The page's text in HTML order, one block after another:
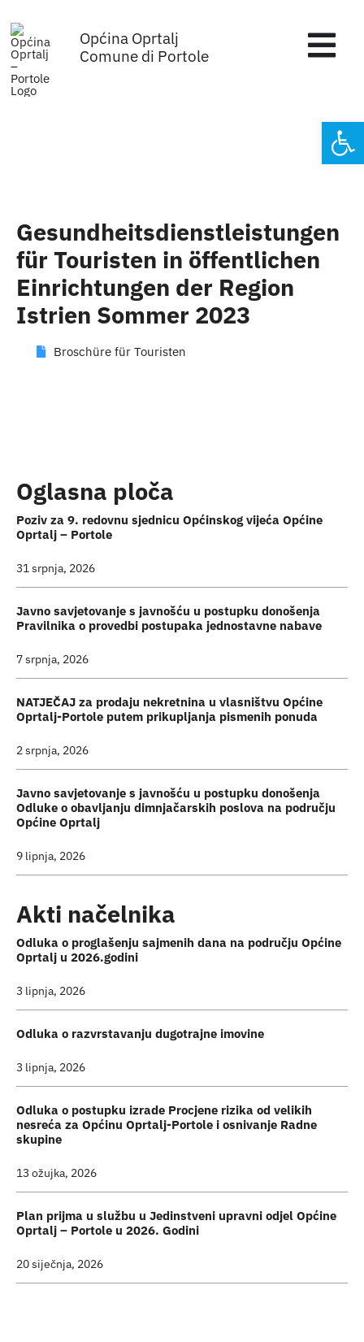
content
Općina Oprtalj
Comune di Portole
Za građane
Mjesta
Gesundheitsdienstleistungen
für Touristen in öffentlichen
Einrichtungen der Region
Istrien Sommer 2023
Broschüre für Touristen
Oglasna ploča
Poziv za 9. redovnu sjednicu Općinskog vijeća Općine
Oprtalj – Portole
31 srpnja, 2026
Javno savjetovanje s javnošću u postupku donošenja
Pravilnika o provedbi postupaka jednostavne nabave
7 srpnja, 2026
NATJEČAJ za prodaju nekretnina u vlasništvu Općine
Oprtalj-Portole putem prikupljanja pismenih ponuda
2 srpnja, 2026
Javno savjetovanje s javnošću u postupku donošenja
Odluke o obavljanju dimnjačarskih poslova na području
Općine Oprtalj
9 lipnja, 2026
Akti načelnika
Odluka o proglašenju sajmenih dana na području Općine
Oprtalj u 2026.godini
3 lipnja, 2026
Odluka o razvrstavanju dugotrajne imovine
3 lipnja, 2026
Odluka o postupku izrade Procjene rizika od velikih
nesreća za Općinu Oprtalj-Portole i osnivanje Radne
skupine
13 ožujka, 2026
Plan prijma u službu u Jedinstveni upravni odjel Općine
Oprtalj – Portole u 2026. Godini
20 siječnja, 2026